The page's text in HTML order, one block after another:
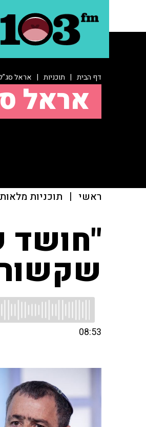
דף הבית | תוכניות | אראל
אראל
ראשי | תוכניות מלאות
"חושד
08:53